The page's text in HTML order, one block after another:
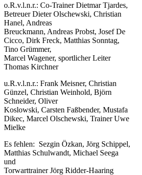
o.R.v.l.n.r.: Co-Trainer Dietmar Tjardes,
Betreuer Dieter Olschewski, Christian
Hanel, Andreas
Breuckmann, Andreas Probst, Josef De
Cicco, Dirk Freck, Matthias Sonntag,
Tino Grümmer,
Marcel Wagener, sportlicher Leiter
Thomas Kirchner
u.R.v.l.n.r.: Frank Meisner, Christian
Günzel, Christian Weinhold, Björn
Schneider, Oliver
Koslowski, Carsten Faßbender, Mustafa
Dikec, Marcel Olschewski, Trainer Uwe
Mielke
Es fehlen: Sezgin Özkan, Jörg Schippel,
Matthias Schulwandt, Michael Seega
und
Torwarttrainer Jörg Ridder-Haaring